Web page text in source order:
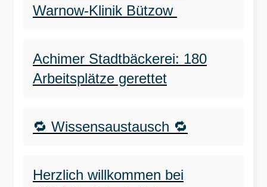
Warnow-Klinik Bützow
Achimer Stadtbäckerei: 180
Arbeitsplätze gerettet
🔁 Wissensaustausch 🔁
Herzlich willkommen bei